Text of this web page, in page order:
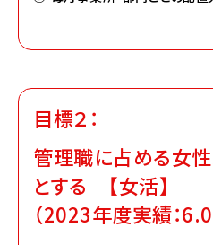
目標２：
管理職に占める女
とする 【女活】
（2023年度実績：6.0